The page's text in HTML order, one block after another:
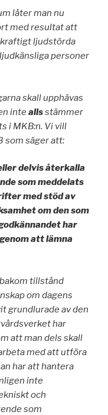
låter man nu
med resultat att
kraftigt ljudstörda
personer
skall upphävas
inte allsstämmer
i MKB:n. Vi vill
som säger att:
delvis återkalla
som meddelats
med stöd av
om den som
har
att lämna
tillstånd
om dagens
grundlurade av den
har
att man dels skall
med att utföra
har att hantera
inte
och
som